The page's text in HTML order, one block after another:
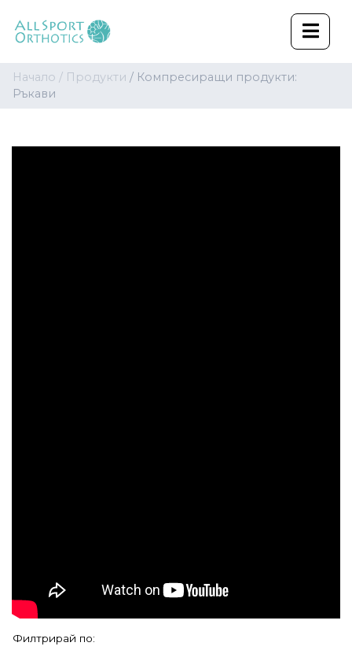
Начало / Продукти / Компресиращи продукти:
Ръкави
Филтрирай по: